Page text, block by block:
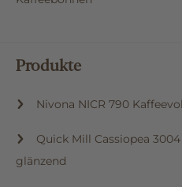
Produkte
Nivona NICR 790
Quick Mill Cassiopea
glänzend